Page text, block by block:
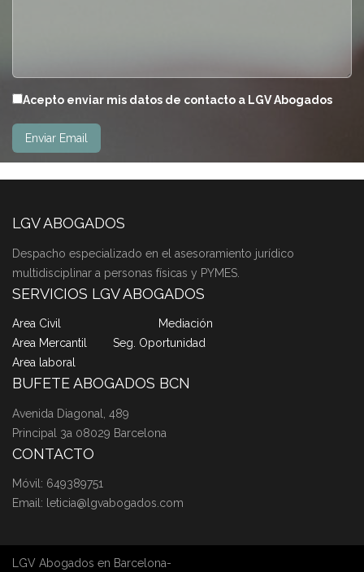
Please leave this field empty.
Acepto enviar mis datos de contacto a LGV Abogados
LGV ABOGADOS
Despacho especializado en el asesoramiento jurídico
multidisciplinar a personas físicas y PYMES.
SERVICIOS LGV ABOGADOS
Area Civil
Mediación
Area Mercantil
Seg. Oportunidad
Area laboral
BUFETE ABOGADOS BCN
Avenida Diagonal, 489
Principal 3a 08029 Barcelona
CONTACTO
Móvil: 649389751
Email: leticia@lgvabogados.com
LGV Abogados en Barcelona-